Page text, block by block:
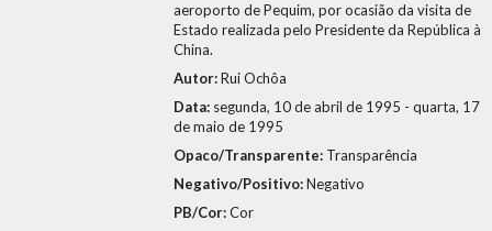
aeroporto de Pequim, por ocasião da visita de
Estado realizada pelo Presidente da República à
China.
Autor:Rui Ochôa
Data: segunda, 10 de abril de 1995 - quarta, 17
de maio de 1995
Opaco/Transparente: Transparência
Negativo/Positivo:Negativo
PB/Cor:Cor